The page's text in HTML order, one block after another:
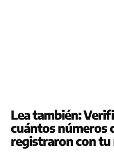
Lea también:
cuántos números
registraron con tu